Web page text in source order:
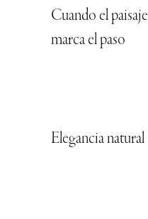
Cuando el paisaje
marca el paso
Elegancia natural